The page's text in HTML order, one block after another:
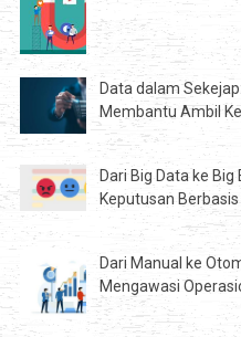
Data dalam
Membantu Ambil
Dari Big Data ke
Keputusan
Dari Manual ke
Mengawasi